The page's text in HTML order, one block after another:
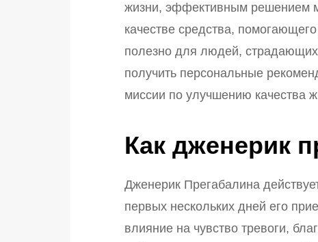
жизни, эффективным решением
качестве средства,
полезно для людей,
получить персональные
миссии по улучшению качества
Как дженерик
Дженерик Прегабалина
первых нескольких дней его
влияние на чувство тревоги,